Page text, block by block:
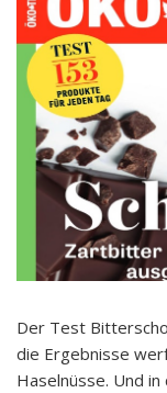
Der Test
die Ergebnisse
Haselnüsse. Und